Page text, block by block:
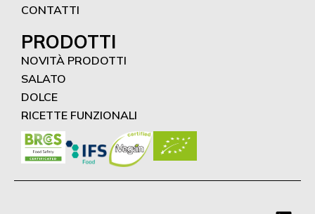
CONTATTI
PRODOTTI
NOVITÀ PRODOTTI
SALATO
DOLCE
RICETTE FUNZIONALI